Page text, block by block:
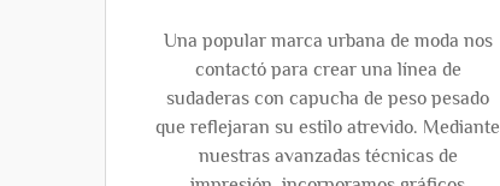
Una popular marca urbana de moda nos
contactó para crear una línea de
sudaderas con capucha de peso pesado
que reflejaran su estilo atrevido. Mediante
nuestras avanzadas técnicas de